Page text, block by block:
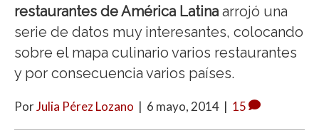
restaurantes de América Latina arrojó una
serie de datos muy interesantes, colocando
sobre el mapa culinario varios restaurantes
y por consecuencia varios países.
PorJulia Pérez Lozano | 6 mayo, 2014 | 15